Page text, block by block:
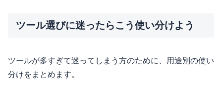
ツール選びに迷ったらこう使い分けよう
ツールが多すぎて迷ってしまう方のために、用途別の使い
分けをまとめます。